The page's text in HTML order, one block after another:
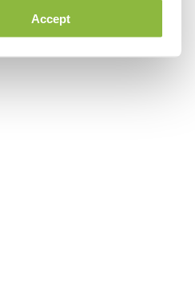
Accept